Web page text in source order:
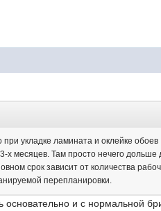
укладке ламината и оклейке обоев
месяцев. Там просто нечего дольше
срок зависит от количества
перепланировки.
и с нормальной